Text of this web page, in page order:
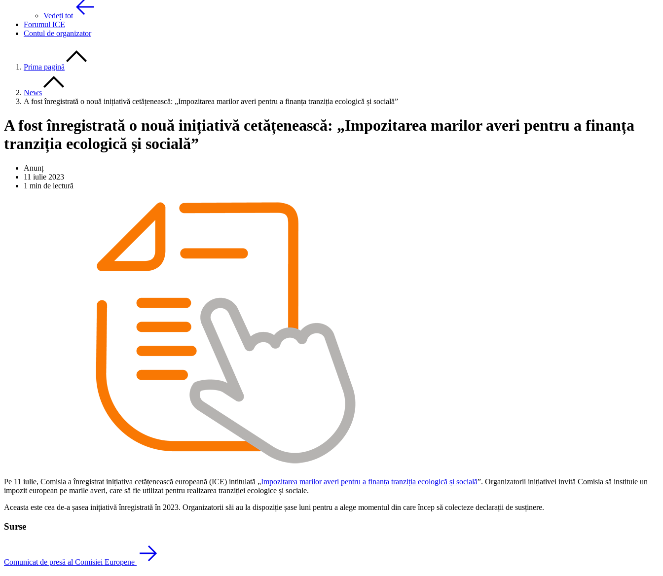
Vedeți tot
Forumul ICE
Contul de organizator
Prima pagină
News
A fost înregistrată o nouă inițiativă cetățenească: „Impozitarea marilor averi pentru a finanța tranziția ecologică și socială”
A fost înregistrată o nouă inițiativă cetățenească: „Impozitarea marilor averi pentru a finanța
tranziția ecologică și socială”
Anunț
11 iulie 2023
1 min de lectură
Pe 11 iulie, Comisia a înregistrat inițiativa cetățenească europeană (ICE) intitulată „Impozitarea marilor averi pentru a finanța tranziția ecologică și socială”. Organizatorii inițiativei invită Comisia să instituie un
impozit european pe marile averi, care să fie utilizat pentru realizarea tranziției ecologice și sociale.
Aceasta este cea de-a șasea inițiativă înregistrată în 2023. Organizatorii săi au la dispoziție șase luni pentru a alege momentul din care încep să colecteze declarații de susținere.
Surse
Comunicat de presă al Comisiei Europene